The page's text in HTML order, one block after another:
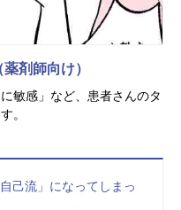
剤師向け）
敏感」など、患者さんのタ
。
己流」になってしまっ